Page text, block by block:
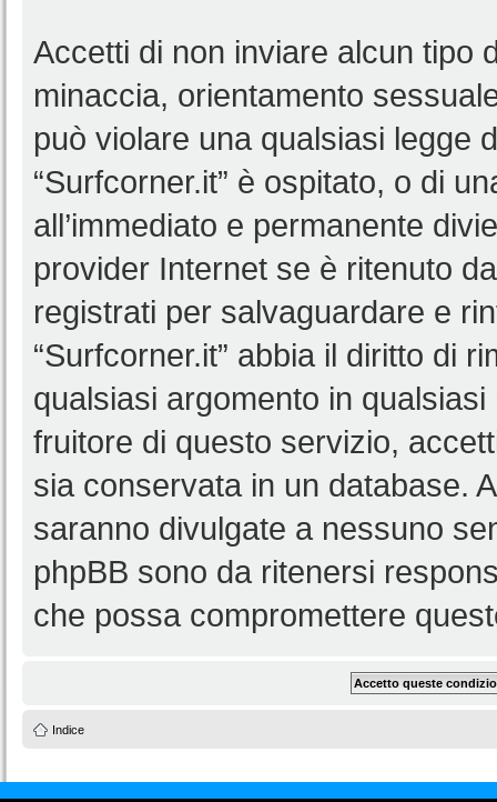
Accetti di non inviare alcun tipo
minaccia, orientamento
può violare una qualsiasi legge
“Surfcorner.it” è ospitato, o di
all’immediato e permanente
provider Internet se è ritenuto
registrati per salvaguardare e
“Surfcorner.it” abbia il diritto di
qualsiasi argomento in
fruitore di questo servizio,
sia conservata in un database.
saranno divulgate a nessuno
phpBB sono da ritenersi
che possa compromettere
Indice